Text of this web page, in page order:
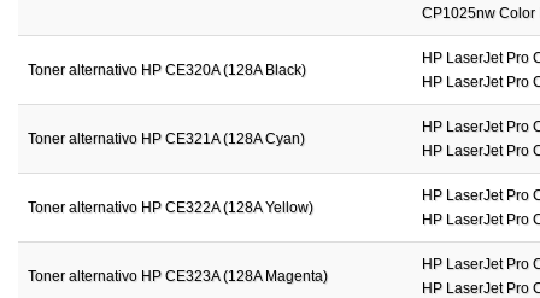
CP1025nw Color
Toner alternativo HP CE320A (128A Black)
HP LaserJet Pro
HP LaserJet Pro
Toner alternativo HP CE321A (128A Cyan)
HP LaserJet Pro
HP LaserJet Pro
Toner alternativo HP CE322A (128A Yellow)
HP LaserJet Pro
HP LaserJet Pro
Toner alternativo HP CE323A (128A Magenta)
HP LaserJet Pro
HP LaserJet Pro